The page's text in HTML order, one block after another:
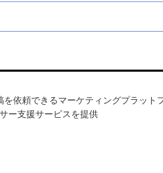
依頼できるマーケティングプラット
ー支援サービスを提供